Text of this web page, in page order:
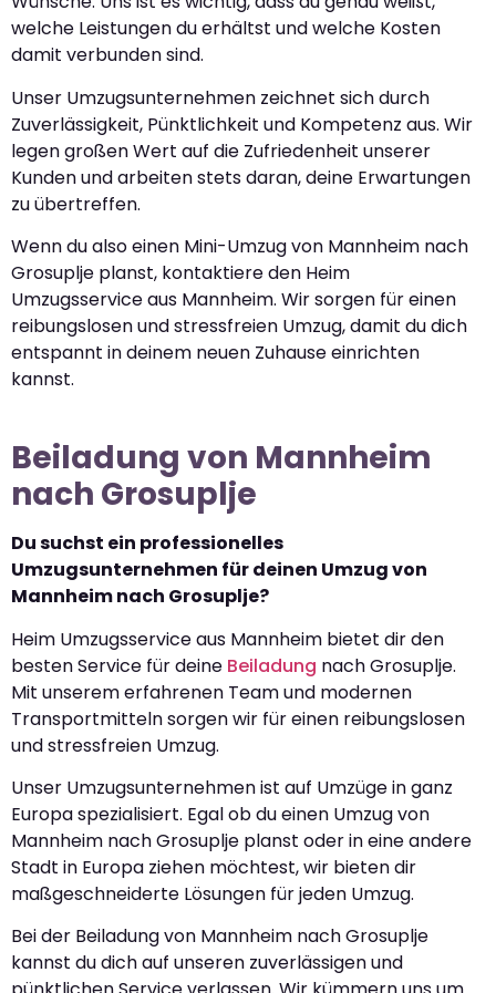
welche Leistungen du erhältst und welche Kosten
damit verbunden sind.
Unser Umzugsunternehmen zeichnet sich durch
Zuverlässigkeit, Pünktlichkeit und Kompetenz aus. Wir
legen großen Wert auf die Zufriedenheit unserer
Kunden und arbeiten stets daran, deine Erwartungen
zu übertreffen.
Wenn du also einen Mini-Umzug von Mannheim nach
Grosuplje planst, kontaktiere den Heim
Umzugsservice aus Mannheim. Wir sorgen für einen
reibungslosen und stressfreien Umzug, damit du dich
entspannt in deinem neuen Zuhause einrichten
kannst.
Beiladung von Mannheim
nach Grosuplje
Du suchst ein professionelles
Umzugsunternehmen für deinen Umzug von
Mannheim nach Grosuplje?
Heim Umzugsservice aus Mannheim bietet dir den
besten Service für deine Beiladung nach Grosuplje.
Mit unserem erfahrenen Team und modernen
Transportmitteln sorgen wir für einen reibungslosen
und stressfreien Umzug.
Unser Umzugsunternehmen ist auf Umzüge in ganz
Europa spezialisiert. Egal ob du einen Umzug von
Mannheim nach Grosuplje planst oder in eine andere
Stadt in Europa ziehen möchtest, wir bieten dir
maßgeschneiderte Lösungen für jeden Umzug.
Bei der Beiladung von Mannheim nach Grosuplje
kannst du dich auf unseren zuverlässigen und